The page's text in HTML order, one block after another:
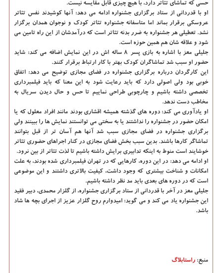
حسی که تماشای تئاتر دارد، با هیچ چیزی قابل مقایسه نیست.
او با قدردانی از ستاد برگزاری جشنواره ادامه می دهد: آنها کوشیدند نفس تئاتر
عروسکی برقرار بماند اما متاسفانه جشنواره تئاتر کودک و نوجوان همدان برگزار
نشد. تعطیلی هر جشنواره به ضرر بدنه تئاتر است که درآمدشان از این راه تامین می
شود و علاقه شان هم همین حوزه است.
جلیلی معز با اشاره به بازی پسر 8 ساله اش در این نمایش اضافه می کند: شاید
حضور او سبب شد تماشاگران کودک بهتر با کار ارتباط برقرار کنند.
این کارگردان درباره برگزاری جشنواره در فضای مجازی توضیح می دهد: اتفاق
خوبی بود ولی اصولی دارد که باید رعایت شود به این معنا که باید فیلمبرداری
تخصصی داشته باشیم و چارچوبی طراحی نماییم تا حس و حال دیدن سریال به
مخاطب دست ندهد.
او یادآوری می کند: دوره های گذشته همیشه اقشاری بودند مانند افراد معلول که یا
امکان حضور در جشنواره را نداشتند یا به سختی می توانستند نمایش ها را ببینند ولی
برگزاری جشنواره در فضای مجازی سبب شد آنها هم آسان تر از قبل بتوانند
تماشاگر کارها باشند. بدین سبب بخش فضای مجازی در کنار اجراهای حضوری تئاتر
خوشایند است منوط به اینکه تدابیری برایش داشته باشیم تا لذت تئاتر از بین نرود.
او ادامه می دهد: در این دوره، کارهایی که در تهران فیلمبرداری شده بودند، به علت
امکانات و شناخت بیشتری که وجود داشت، کیفیت بالاتری داشتند و این موضوعی
است که در دوره های بعدی باید مد نظر داشته باشیم.
جلیلی معز در آخر با قدردانی از ستاد برگزاری جشنواره، از گلزار محمدی، دبیر فقید
این جشنواره یاد می کند و می گوید: امیدوارم روح گلزار عزیز از اجرای بچه ها شاد
باشد.
منبع: راستابلاگ